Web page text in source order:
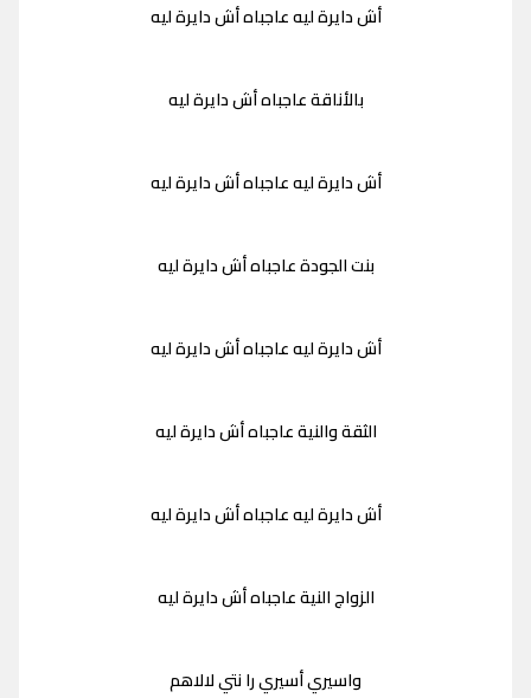
أش دايرة ليه عاجباه أش دايرة ليه
بالأناقة عاجباه أش دايرة ليه
أش دايرة ليه عاجباه أش دايرة ليه
بنت الجودة عاجباه أش دايرة ليه
أش دايرة ليه عاجباه أش دايرة ليه
الثقة والنية عاجباه أش دايرة ليه
أش دايرة ليه عاجباه أش دايرة ليه
الزواج النية عاجباه أش دايرة ليه
واسيري أسيري را نتي لالاهم